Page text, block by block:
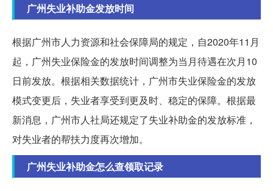
广州失业补助金发放时间
根据广州市人力资源和社会保障局的规定，自2020年11月
起，广州失业保险金的发放时间调整为当月待遇在次月10
日前发放。根据相关数据统计，广州市失业保险金的发放
模式变更后，失业者享受到更及时、稳定的保障。根据最
新消息，广州市人社局还规定了失业补助金的发放标准，
对失业者的帮扶力度再次增加。
广州失业补助金怎么查领取记录